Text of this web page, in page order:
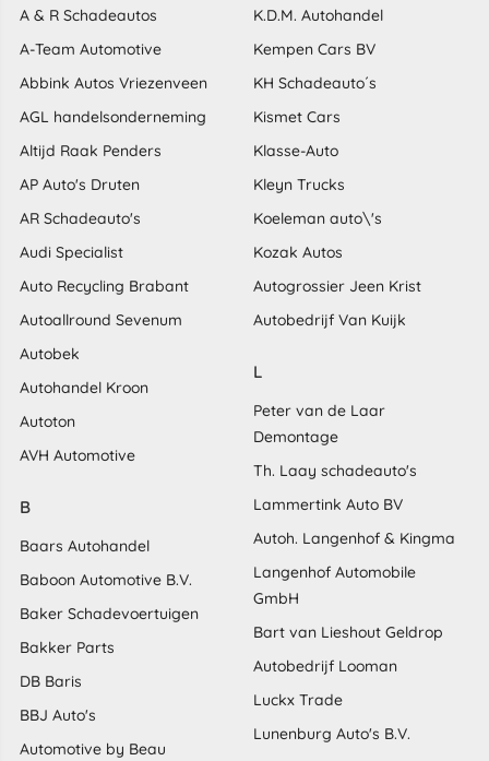
A & R Schadeautos
A-Team Automotive
Abbink Autos Vriezenveen
AGL handelsonderneming
Altijd Raak Penders
AP Auto's Druten
AR Schadeauto's
Audi Specialist
Auto Recycling Brabant
Autoallround Sevenum
Autobek
Autohandel Kroon
Autoton
AVH Automotive
B
Baars Autohandel
Baboon Automotive B.V.
Baker Schadevoertuigen
Bakker Parts
DB Baris
BBJ Auto's
Automotive by Beau
K.D.M. Autohandel
Kempen Cars BV
KH Schadeauto´s
Kismet Cars
Klasse-Auto
Kleyn Trucks
Koeleman auto\'s
Kozak Autos
Autogrossier Jeen Krist
Autobedrijf Van Kuijk
L
Peter van de Laar
Demontage
Th. Laay schadeauto's
Lammertink Auto BV
Autoh. Langenhof & Kingma
Langenhof Automobile
GmbH
Bart van Lieshout Geldrop
Autobedrijf Looman
Luckx Trade
Lunenburg Auto's B.V.